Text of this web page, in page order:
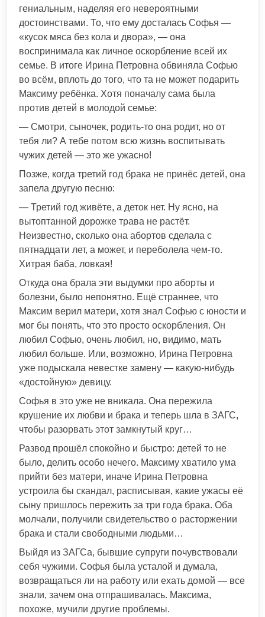
гениальным, наделяя его невероятными
достоинствами. То, что ему досталась Софья —
«кусок мяса без кола и двора», — она
воспринимала как личное оскорбление всей их
семье. В итоге Ирина Петровна обвиняла Софью
во всём, вплоть до того, что та не может подарить
Максиму ребёнка. Хотя поначалу сама была
против детей в молодой семье:
— Смотри, сыночек, родить-то она родит, но от
тебя ли? А тебе потом всю жизнь воспитывать
чужих детей — это же ужасно!
Позже, когда третий год брака не принёс детей, она
запела другую песню:
— Третий год живёте, а деток нет. Ну ясно, на
вытоптанной дорожке трава не растёт.
Неизвестно, сколько она абортов сделала с
пятнадцати лет, а может, и переболела чем-то.
Хитрая баба, ловкая!
Откуда она брала эти выдумки про аборты и
болезни, было непонятно. Ещё страннее, что
Максим верил матери, хотя знал Софью с юности и
мог бы понять, что это просто оскорбления. Он
любил Софью, очень любил, но, видимо, мать
любил больше. Или, возможно, Ирина Петровна
уже подыскала невестке замену — какую-нибудь
«достойную» девицу.
Софья в это уже не вникала. Она пережила
крушение их любви и брака и теперь шла в ЗАГС,
чтобы разорвать этот замкнутый круг…
Развод прошёл спокойно и быстро: детей то не
было, делить особо нечего. Максиму хватило ума
прийти без матери, иначе Ирина Петровна
устроила бы скандал, расписывая, какие ужасы её
сыну пришлось пережить за три года брака. Оба
молчали, получили свидетельство о расторжении
брака и стали свободными людьми…
Выйдя из ЗАГСа, бывшие супруги почувствовали
себя чужими. Софья была усталой и думала,
возвращаться ли на работу или ехать домой — все
знали, зачем она отпрашивалась. Максима,
похоже, мучили другие проблемы.